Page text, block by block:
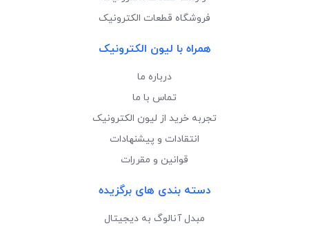
فروشگاه قطعات الکترونیک
همراه با لیون الکترونیک
درباره ما
تماس با ما
تجربه خرید از لیون الکترونیک
انتقادات و پیشنهادات
قوانین و مقررات
دسته بندی های برگزیده
مبدل آنالوگ به دیجیتال